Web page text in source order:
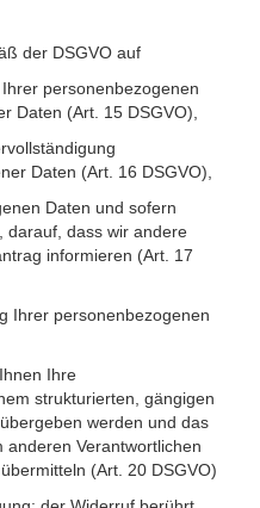
der DSGVO auf
personenbezogenen
Daten (Art. 15 DSGVO),
Daten (Art. 16 DSGVO),
Daten und sofern
darauf, dass wir andere
informieren (Art. 17
Ihrer personenbezogenen
Ihre
strukturierten, gängigen
werden und das
anderen Verantwortlichen
(Art. 20 DSGVO)